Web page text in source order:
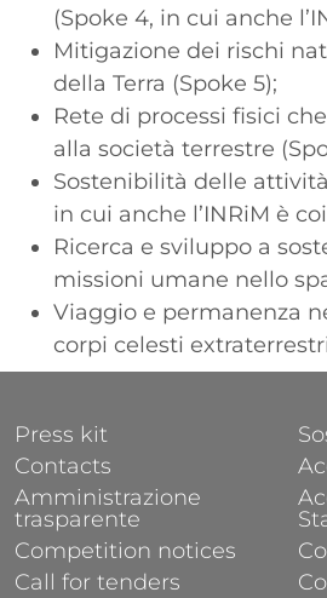
(Spoke 4, in cui anche
Mitigazione dei rischi
della Terra (Spoke 5);
Rete di processi fisici
alla società terrestre
Sostenibilità delle
in cui anche l’INRiM è
Ricerca e sviluppo a
missioni umane nello
Viaggio e permanenza
corpi celesti
FOOTER 1
Press kit
Contacts
Amministrazione
trasparente
Competition notices
Call for tenders